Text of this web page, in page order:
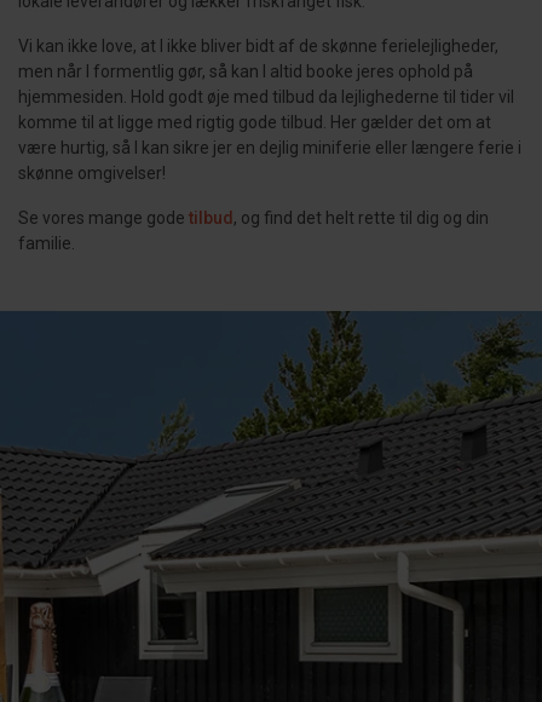
Vi kan ikke love, at I ikke bliver bidt af de skønne ferielejligheder,
men når I formentlig gør, så kan I altid booke jeres ophold på
hjemmesiden. Hold godt øje med tilbud da lejlighederne til tider vil
komme til at ligge med rigtig gode tilbud. Her gælder det om at
være hurtig, så I kan sikre jer en dejlig miniferie eller længere ferie i
skønne omgivelser!
Se vores mange gode tilbud , og find det helt rette til dig og din
familie.